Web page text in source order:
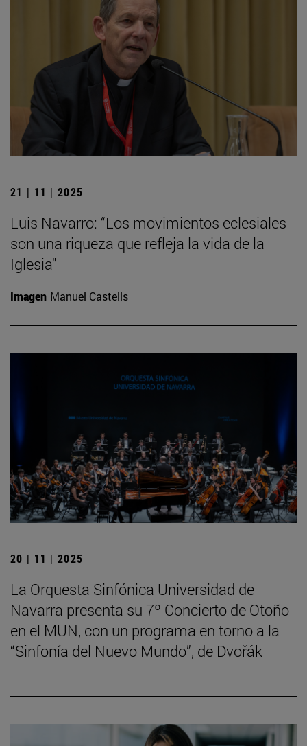
21 | 11 | 2025
Luis Navarro: “Los movimientos eclesiales
son una riqueza que refleja la vida de la
Iglesia"
Imagen Manuel Castells
20 | 11 | 2025
La Orquesta Sinfónica Universidad de
Navarra presenta su 7º Concierto de Otoño
en el MUN, con un programa en torno a la
“Sinfonía del Nuevo Mundo”, de Dvořák